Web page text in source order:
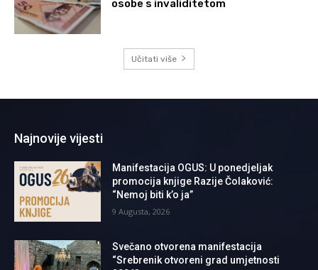
osobe s invaliditetom
Učitati više
Najnovije vijesti
Manifestacija OGUS: U ponedjeljak
promocija knjige Razije Čolaković:
“Nemoj biti k’o ja”
9 Augusta, 2026
Svečano otvorena manifestacija
“Srebrenik otvoreni grad umjetnosti